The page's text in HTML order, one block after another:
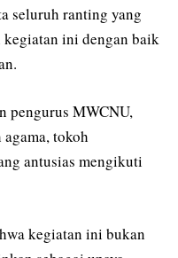
seluruh ranting yang
kegiatan ini dengan baik
pengurus MWCNU,
tokoh
antusias mengikuti
kegiatan ini bukan